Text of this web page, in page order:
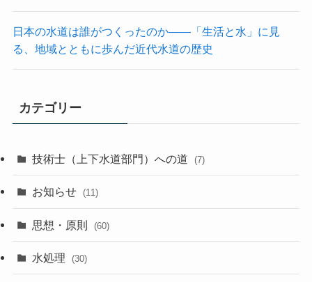
日本の水道は誰がつくったのか――「生活と水」に見
る、地域とともに歩んだ近代水道の歴史
カテゴリー
技術士（上下水道部門）への道 (7)
お知らせ (11)
思想・原則 (60)
水処理 (30)